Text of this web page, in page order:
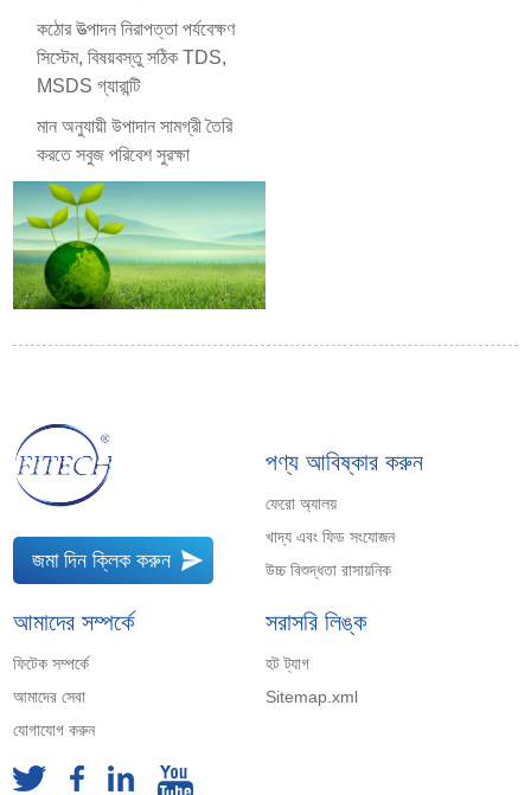
কঠোর উত্পাদন নিরাপত্তা পর্যবেক্ষণ
সিস্টেম, বিষয়বস্তু সঠিক TDS,
MSDS গ্যারান্টি
মান অনুযায়ী উপাদান সামগ্রী তৈরি
করতে সবুজ পরিবেশ সুরক্ষা
জমা দিন ক্লিক করুন
পণ্য আবিষ্কার করুন
ফেরো অ্যালয়
খাদ্য এবং ফিড সংযোজন
উচ্চ বিশুদ্ধতা রাসায়নিক
আমাদের সম্পর্কে
ফিটেক সম্পর্কে
আমাদের সেবা
যোগাযোগ করুন
সরাসরি লিঙ্ক
হট ট্যাগ
Sitemap.xml